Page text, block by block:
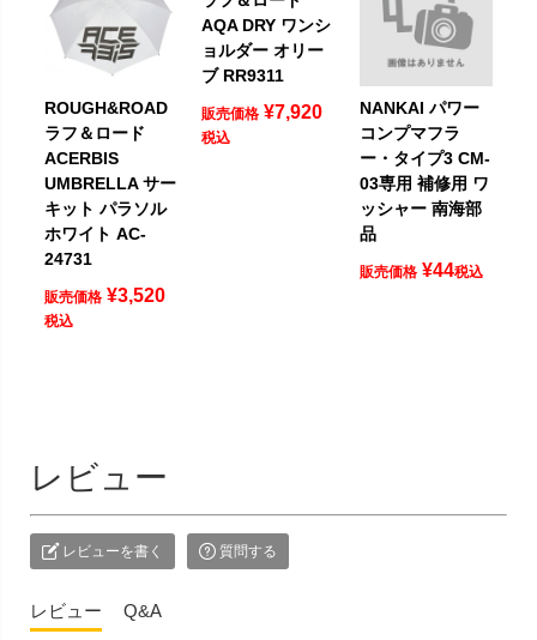
ROUGH&ROAD
ラフ＆ロード
ACERBIS
UMBRELLA サー
キット パラソル
ホワイト AC-
24731
販売価格 ¥3,520
税込
AQA DRY ワンシ
ョルダー オリー
ブ RR9311
販売価格 ¥7,920
税込
NANKAI パワー
コンプマフラ
ー・タイプ3 CM-
03専用 補修用 ワ
ッシャー 南海部
品
販売価格 ¥44税込
レビュー
レビューを書く 質問する
レビュー Q&A